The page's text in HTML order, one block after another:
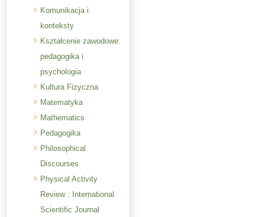
Komunikacja i
konteksty
Kształcenie zawodowe:
pedagogika i
psychologia
Kultura Fizyczna
Matematyka
Mathematics
Pedagogika
Philosophical
Discourses
Physical Activity
Review : International
Scientific Journal